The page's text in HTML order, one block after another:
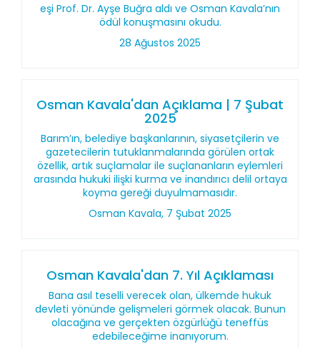
eşi Prof. Dr. Ayşe Buğra aldı ve Osman Kavala’nın
ödül konuşmasını okudu.
28 Ağustos 2025
Osman Kavala'dan Açıklama | 7 Şubat
2025
Barım’ın, belediye başkanlarının, siyasetçilerin ve
gazetecilerin tutuklanmalarında görülen ortak
özellik, artık suçlamalar ile suçlananların eylemleri
arasında hukuki ilişki kurma ve inandırıcı delil ortaya
koyma gereği duyulmamasıdır.
Osman Kavala, 7 Şubat 2025
Osman Kavala'dan 7. Yıl Açıklaması
Bana asıl teselli verecek olan, ülkemde hukuk
devleti yönünde gelişmeleri görmek olacak. Bunun
olacağına ve gerçekten özgürlüğü teneffüs
edebileceğime inanıyorum.